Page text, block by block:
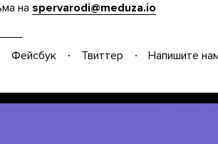
на spervarodi@meduza.io
Фейсбук Твиттер Напишите